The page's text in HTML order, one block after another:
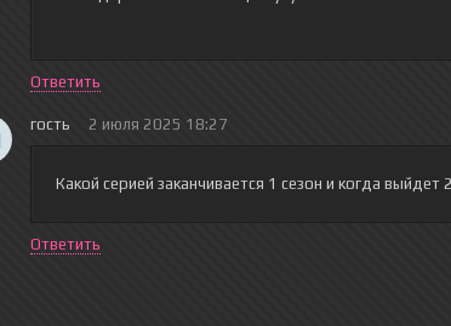
Ответить
гость 2 июля 2025 18:27
Какой серией заканчивается 1 сезон и когда выйдет
Ответить